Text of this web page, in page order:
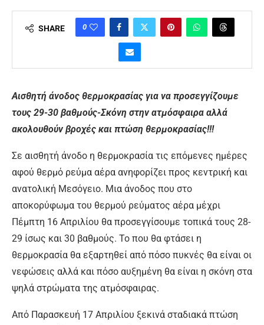
SHARE 0
Αισθητή άνοδος θερμοκρασίας για να προσεγγίζουμε
τους 29-30 βαθμούς-Σκόνη στην ατμόσφαιρα αλλά
ακολουθούν βροχές και πτώση θερμοκρασίας!!!
Σε αισθητή άνοδο η θερμοκρασία τις επόμενες ημέρες
αφού θερμό ρεύμα αέρα ανηφορίζει προς κεντρική και
ανατολική Μεσόγειο. Μια άνοδος που στο
αποκορύφωμα του θερμού ρεύματος αέρα μέχρι
Πέμπτη 16 Απριλίου θα προσεγγίσουμε τοπικά τους 28-
29 ίσως και 30 βαθμούς. Το που θα φτάσει η
θερμοκρασία θα εξαρτηθεί από πόσο πυκνές θα είναι οι
νεφώσεις αλλά και πόσο αυξημένη θα είναι η σκόνη στα
ψηλά στρώματα της ατμόσφαιρας.
Από Παρασκευή 17 Απριλίου ξεκινά σταδιακά πτώση